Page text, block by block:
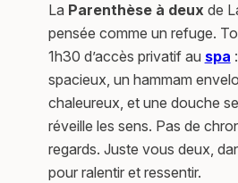
La Parenthèse à deux de
pensée comme un refuge.
1h30 d’accès privatif au spa
spacieux, un hammam
chaleureux, et une douche
réveille les sens. Pas de
regards. Juste vous deux,
pour ralentir et ressentir.